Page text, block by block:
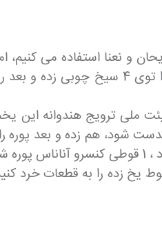
و نعنا استفاده می کنیم، اما
هالومی یا پنیر آبی نیز طعم شگفت انگیزی دارند! 2 فنجان هندوانه مکعبی با 1 فنجان فتا مکعبی و برگ های ریحان و
ملی ترویج هندوانه این
که یکدست شود، هم زده و بعد پوره
و فریز کنید تا سفت شود. مخلوط یخ زده را به